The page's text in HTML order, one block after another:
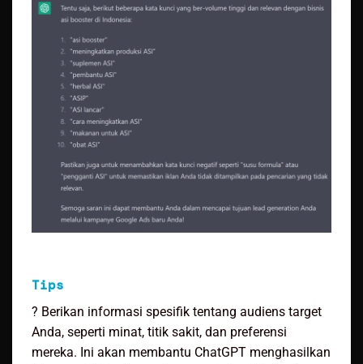
Tips
? Berikan informasi spesifik tentang audiens target
Anda, seperti minat, titik sakit, dan preferensi
mereka. Ini akan membantu ChatGPT menghasilkan